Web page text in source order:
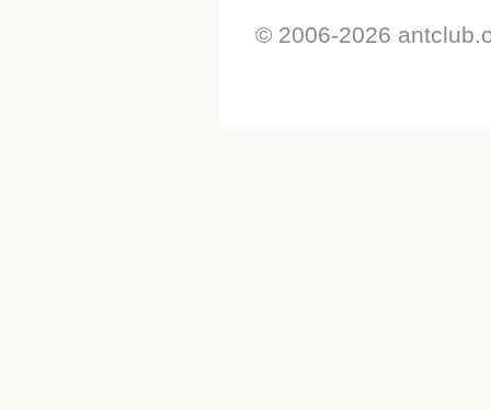
© 2006-2026